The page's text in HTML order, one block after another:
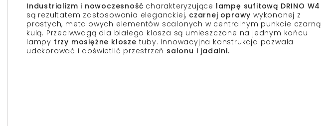
Industrializm i nowoczesność charakteryzujące lampę sufitową DRINO W4
są rezultatem zastosowania eleganckiej, czarnej oprawy wykonanej z
prostych, metalowych elementów scalonych w centralnym punkcie czarną
kulą. Przeciwwagą dla białego klosza są umieszczone na jednym końcu
lampy trzy mosiężne klosze tuby. Innowacyjna konstrukcja pozwala
udekorować i doświetlić przestrzeń salonu i jadalni.